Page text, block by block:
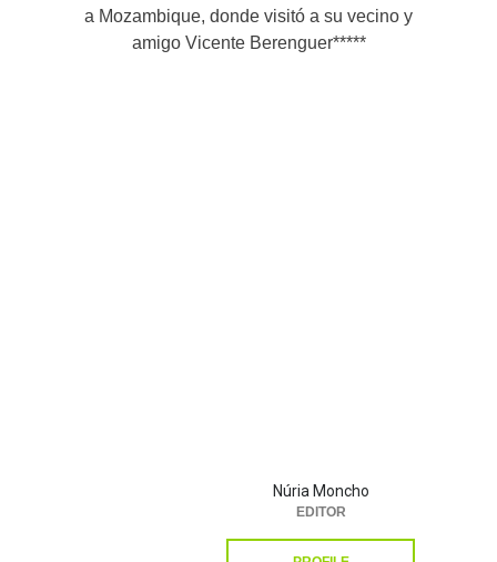
a Mozambique, donde visitó a su vecino y
amigo Vicente Berenguer*****
Núria Moncho
EDITOR